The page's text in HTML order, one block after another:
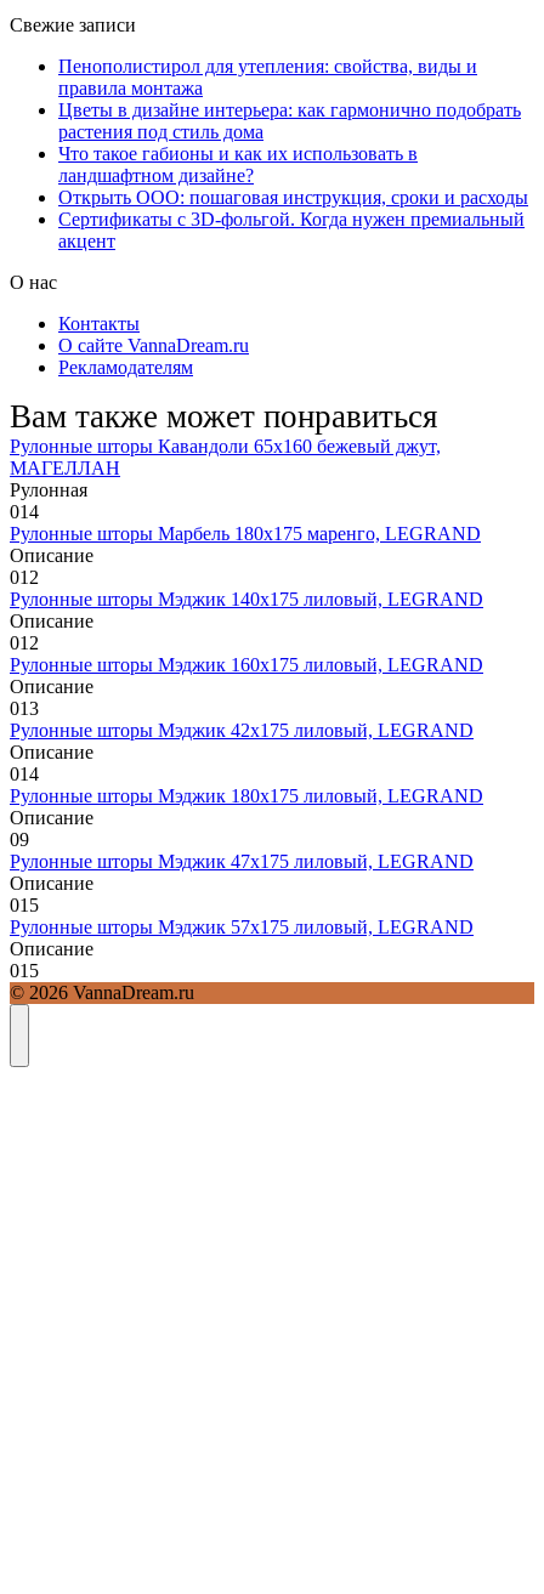
Свежие записи
Пенополистирол для утепления: свойства, виды и
правила монтажа
Цветы в дизайне интерьера: как гармонично подобрать
растения под стиль дома
Что такое габионы и как их использовать в
ландшафтном дизайне?
Открыть ООО: пошаговая инструкция, сроки и расходы
Сертификаты с 3D-фольгой. Когда нужен премиальный
акцент
О нас
Контакты
О сайте VannaDream.ru
Рекламодателям
Вам также может понравиться
Рулонные шторы Кавандоли 65х160 бежевый джут,
МАГЕЛЛАН
Рулонная
014
Рулонные шторы Марбель 180х175 маренго, LEGRAND
Описание
012
Рулонные шторы Мэджик 140х175 лиловый, LEGRAND
Описание
012
Рулонные шторы Мэджик 160х175 лиловый, LEGRAND
Описание
013
Рулонные шторы Мэджик 42х175 лиловый, LEGRAND
Описание
014
Рулонные шторы Мэджик 180х175 лиловый, LEGRAND
Описание
09
Рулонные шторы Мэджик 47х175 лиловый, LEGRAND
Описание
015
Рулонные шторы Мэджик 57х175 лиловый, LEGRAND
Описание
015
© 2026 VannaDream.ru